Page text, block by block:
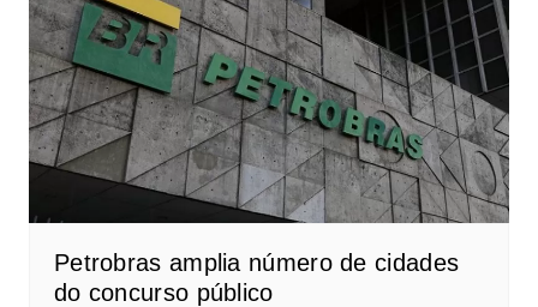
Petrobras amplia número de cidades
do concurso público